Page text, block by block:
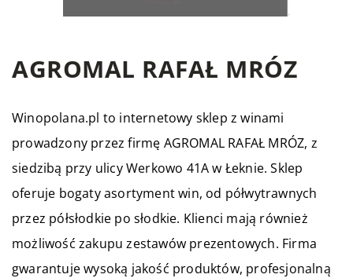
AGROMAL RAFAŁ MRÓZ
Winopolana.pl to internetowy sklep z winami
prowadzony przez firmę AGROMAL RAFAŁ MRÓZ, z
siedzibą przy ulicy Werkowo 41A w Łeknie. Sklep
oferuje bogaty asortyment win, od półwytrawnych
przez półsłodkie po słodkie. Klienci mają również
możliwość zakupu zestawów prezentowych. Firma
gwarantuje wysoką jakość produktów, profesjonalną